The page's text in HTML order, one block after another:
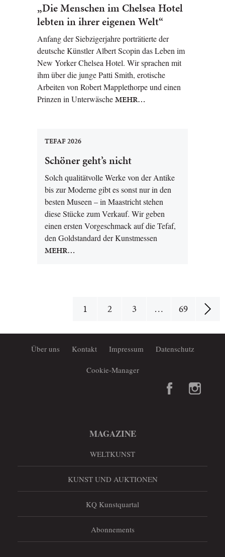
„Die Menschen im Chelsea Hotel
lebten in ihrer eigenen Welt“
Anfang der Siebzigerjahre porträtierte der
deutsche Künstler Albert Scopin das Leben im
New Yorker Chelsea Hotel. Wir sprachen mit
ihm über die junge Patti Smith, erotische
Arbeiten von Robert Mapplethorpe und einen
Prinzen in UnterwäscheMEHR…
TEFAF 2026
Schöner geht’s nicht
Solch qualitätvolle Werke von der Antike
bis zur Moderne gibt es sonst nur in den
besten Museen – in Maastricht stehen
diese Stücke zum Verkauf. Wir geben
einen ersten Vorgeschmack auf die Tefaf,
den Goldstandard der Kunstmessen
MEHR…
1 2 3 … 69
Über uns Kontakt Impressum Datenschutz
Cookie-Manager
MAGAZINE
WELTKUNST
KUNST UND AUKTIONEN
KQ Kunstquartal
Abonnements